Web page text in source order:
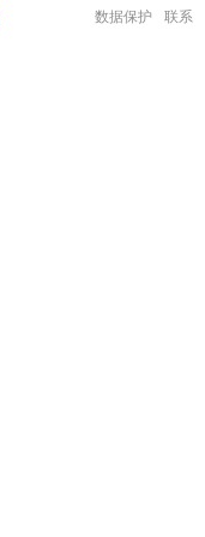
数据保护 联系